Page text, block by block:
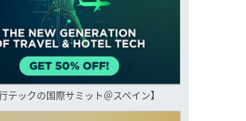
行テックの国際サミット＠スペイン】